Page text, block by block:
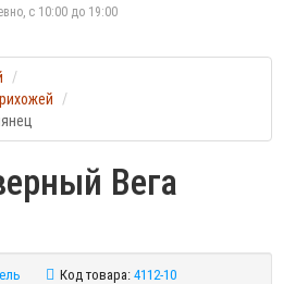
с 10:00 до 19:00
Вега
Код товара: 4112-10